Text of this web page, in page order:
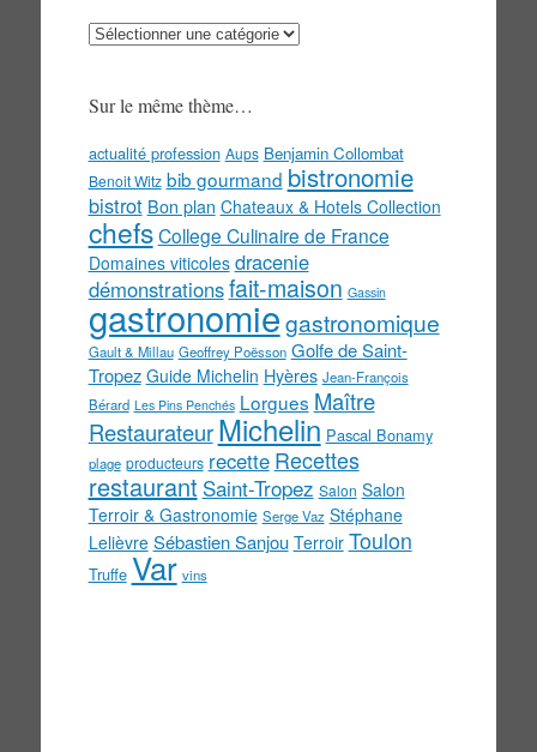
Au
Sur le même thème…
actualité profession Aups Benjamin Collombat
Benoit Witz bib gourmand bistronomie
bistrot Bon plan Chateaux & Hotels Collection
chefs College Culinaire de France
Domaines viticoles dracenie
démonstrationsfait-maison Gassin
gastronomiegastronomique
Gault & Millau Geoffrey Poësson Golfe de Saint-
Tropez Guide Michelin Hyères Jean-François
Bérard Les Pins Penchés Lorgues Maître
Restaurateur Michelin Pascal Bonamy
plage producteurs recette Recettes
restaurant Saint-Tropez Salon Salon
Terroir & Gastronomie Serge Vaz Stéphane
Lelièvre Sébastien Sanjou Terroir Toulon
Truffe Var vins